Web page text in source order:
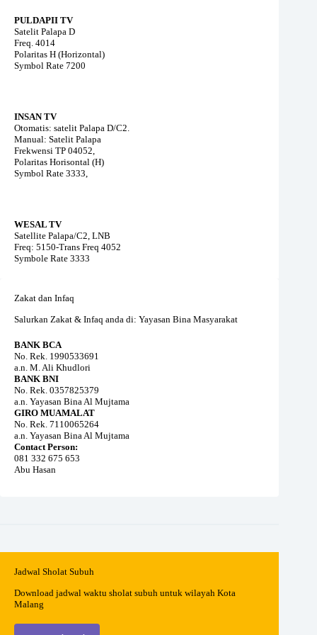
PULDAPII TV
Satelit Palapa D
Freq. 4014
Polaritas H (Horizontal)
Symbol Rate 7200
INSAN TV
Otomatis: satelit Palapa D/C2.
Manual: Satelit Palapa
Frekwensi TP 04052,
Polaritas Horisontal (H)
Symbol Rate 3333,
WESAL TV
Satellite Palapa/C2, LNB
Freq: 5150-Trans Freq 4052
Symbole Rate 3333
Zakat dan Infaq
Salurkan Zakat & Infaq anda di: Yayasan Bina Masyarakat
BANK BCA
No. Rek. 1990533691
a.n. M. Ali Khudlori
BANK BNI
No. Rek. 0357825379
a.n. Yayasan Bina Al Mujtama
GIRO MUAMALAT
No. Rek. 7110065264
a.n. Yayasan Bina Al Mujtama
Contact Person:
081 332 675 653
Abu Hasan
Jadwal Sholat Subuh
Download jadwal waktu sholat subuh untuk wilayah Kota
Malang